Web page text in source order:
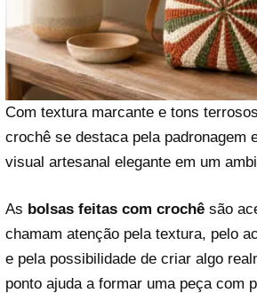
Com textura marcante e tons
crochê se destaca pela padronagem
visual artesanal elegante em um
As bolsas feitas com crochê são
chamam atenção pela textura, pelo
e pela possibilidade de criar algo
ponto ajuda a formar uma peça com